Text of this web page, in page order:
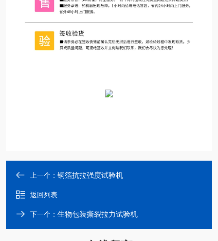
上一个： 铜箔抗拉强度试验机
返回列表
下一个： 生物包装撕裂拉力试验机